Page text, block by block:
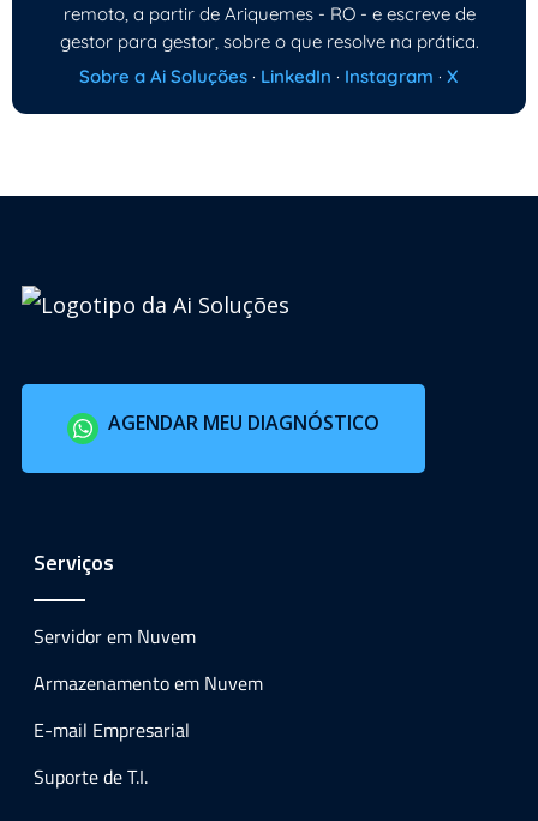
remoto, a partir de Ariquemes - RO - e escreve de
gestor para gestor, sobre o que resolve na prática.
Sobre a Ai Soluções · LinkedIn · Instagram · X
AGENDAR MEU DIAGNÓSTICO
Serviços
Servidor em Nuvem
Armazenamento em Nuvem
E-mail Empresarial
Suporte de T.I.